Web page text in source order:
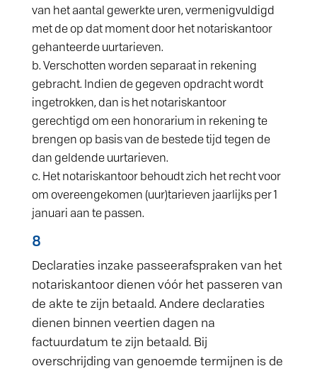
van het aantal gewerkte uren, vermenigvuldigd
met de op dat moment door het notariskantoor
gehanteerde uurtarieven.
Verschotten worden separaat in rekening
gebracht. Indien de gegeven opdracht wordt
ingetrokken, dan is het notariskantoor
gerechtigd om een honorarium in rekening te
brengen op basis van de bestede tijd tegen de
dan geldende uurtarieven.
Het notariskantoor behoudt zich het recht voor
om overeengekomen (uur)tarieven jaarlijks per 1
januari aan te passen.
8
Declaraties inzake passeerafspraken van het
notariskantoor dienen vóór het passeren van
de akte te zijn betaald. Andere declaraties
dienen binnen veertien dagen na
factuurdatum te zijn betaald. Bij
overschrijding van genoemde termijnen is de